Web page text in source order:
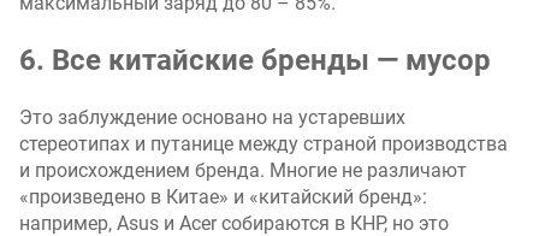
6. Все китайские бренды — мусор
Это заблуждение основано на устаревших
стереотипах и путанице между страной производства
и происхождением бренда. Многие не различают
«произведено в Китае» и «китайский бренд»:
например, Asus и Acer собираются в КНР, но это